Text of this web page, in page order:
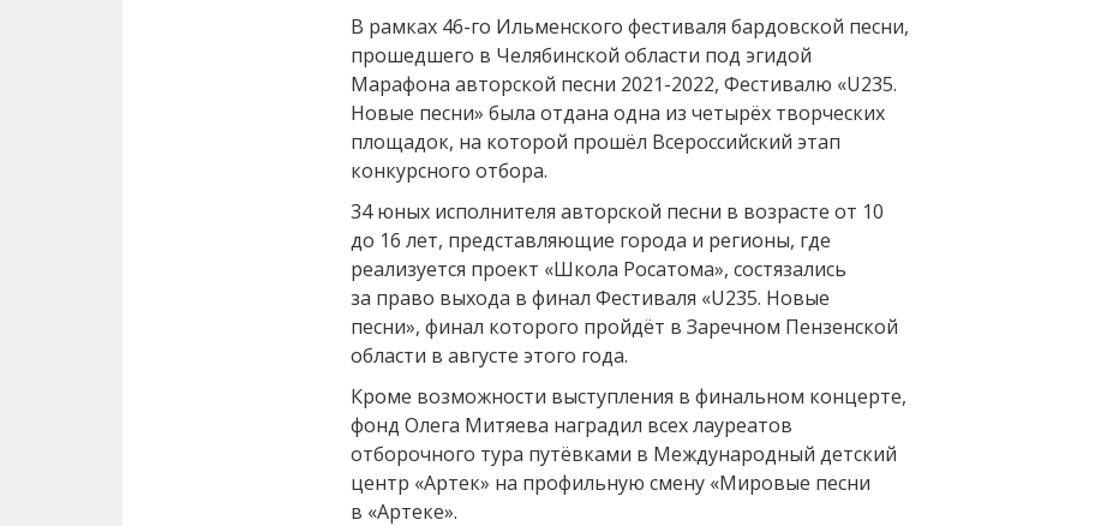
В рамках 46-го Ильменского фестиваля бардовской песни,
прошедшего в Челябинской области под эгидой
Марафона авторской песни 2021-2022, Фестивалю «U235.
Новые песни» была отдана одна из четырёх творческих
площадок, на которой прошёл Всероссийский этап
конкурсного отбора.
34 юных исполнителя авторской песни в возрасте от 10
до 16 лет, представляющие города и регионы, где
реализуется проект «Школа Росатома», состязались
за право выхода в финал Фестиваля «U235. Новые
песни», финал которого пройдёт в Заречном Пензенской
области в августе этого года.
Кроме возможности выступления в финальном концерте,
фонд Олега Митяева наградил всех лауреатов
отборочного тура путёвками в Международный детский
центр «Артек» на профильную смену «Мировые песни
в «Артеке».